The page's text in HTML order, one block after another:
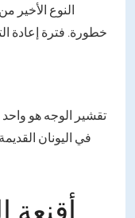
النوع الأخير
تقشير الوجه هو
في اليونان
أقنعة